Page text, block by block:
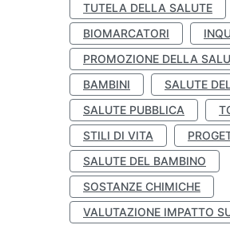
TUTELA DELLA SALUTE
BIOMARCATORI
PROMOZIONE DELLA
BAMBINI
SALUTE
SALUTE PUBBLICA
STILI DI VITA
SALUTE DEL BAMBINO
SOSTANZE CHIMICHE
VALUTAZIONE IMPATTO